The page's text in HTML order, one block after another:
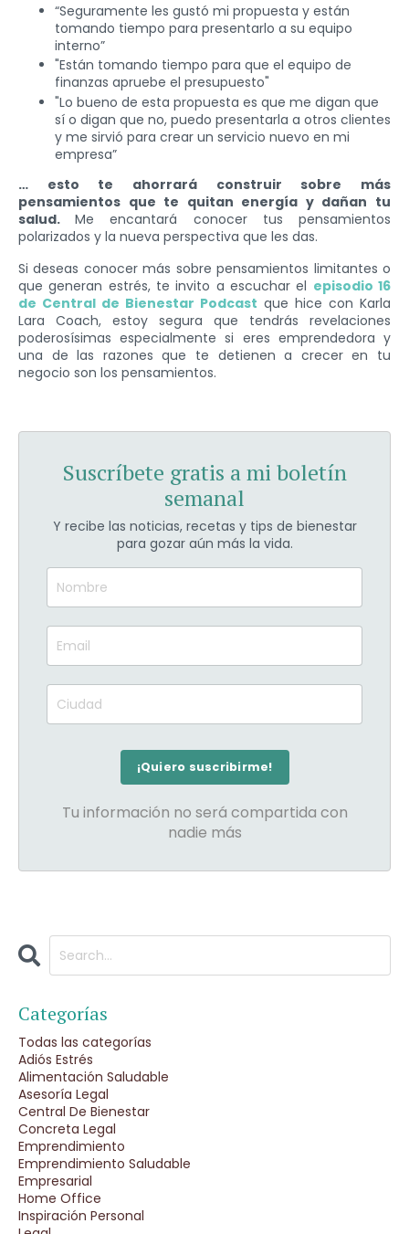
“Seguramente les gustó mi propuesta y están
tomando tiempo para presentarlo a su equipo
interno”
"Están tomando tiempo para que el equipo de
finanzas apruebe el presupuesto"
"Lo bueno de esta propuesta es que me digan que
sí o digan que no, puedo presentarla a otros clientes
y me sirvió para crear un servicio nuevo en mi
empresa”
… esto te ahorrará construir sobre más
pensamientos que te quitan energía y dañan tu
salud.Me encantará conocer tus pensamientos
polarizados y la nueva perspectiva que les das.
Si deseas conocer más sobre pensamientos limitantes o
que generan estrés, te invito a escuchar el episodio 16
de Central de Bienestar Podcast que hice con Karla
Lara Coach, estoy segura que tendrás revelaciones
poderosísimas especialmente si eres emprendedora y
una de las razones que te detienen a crecer en tu
negocio son los pensamientos.
Suscríbete gratis a mi boletín
semanal
Y recibe las noticias, recetas y tips de bienestar
para gozar aún más la vida.
Tu información no será compartida con
nadie más
Categorías
Todas las categorías
Adiós Estrés
Alimentación Saludable
Asesoría Legal
Central De Bienestar
Concreta Legal
Emprendimiento
Emprendimiento Saludable
Empresarial
Home Office
Inspiración Personal